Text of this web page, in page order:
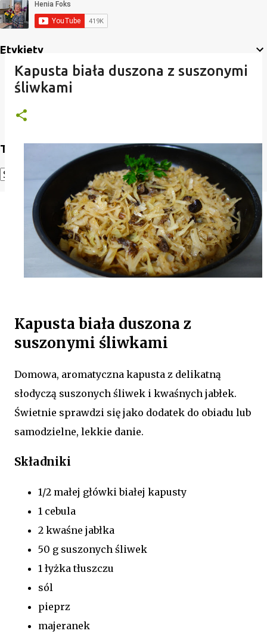
Etykiety
Translate
Powered by Translate
Kapusta biała duszona z suszonymi
śliwkami
Kapusta biała duszona z
suszonymi śliwkami
Domowa, aromatyczna kapusta z delikatną
słodyczą suszonych śliwek i kwaśnych jabłek.
Świetnie sprawdzi się jako dodatek do obiadu lub
samodzielne, lekkie danie.
Składniki
1/2 małej główki białej kapusty
1 cebula
2 kwaśne jabłka
50 g suszonych śliwek
1 łyżka tłuszczu
sól
pieprz
majeranek